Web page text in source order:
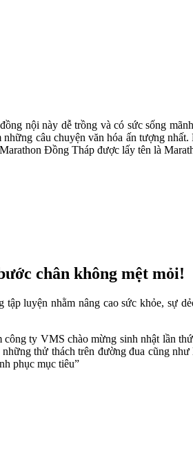
nội này dễ trồng và có sức sống
câu chuyện văn hóa ấn tượng
Đồng Tháp được lấy tên là
chân không mệt mỏi!
luyện nhằm nâng cao sức khỏe, sự
ty VMS chào mừng sinh nhật lần
thử thách trên đường đua cũng
phục mục tiêu”